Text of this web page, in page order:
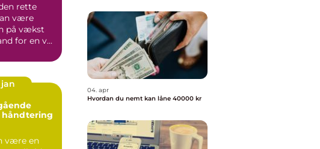
rette
være
på vækst
for en v...
være en
04. apr
Hvordan du nemt kan låne 40000 kr